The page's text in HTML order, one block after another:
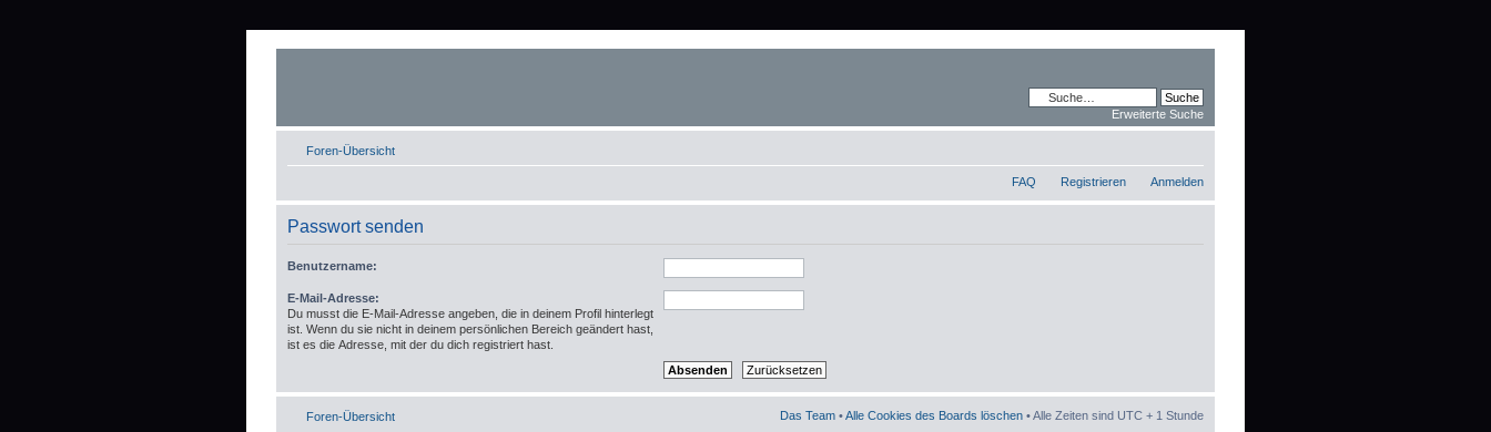
Erweiterte Suche
Foren-Übersicht
FAQ Registrieren Anmelden
Passwort senden
Benutzername:
E-Mail-Adresse:
Du musst die E-Mail-Adresse angeben, die in deinem Profil hinterlegt
ist. Wenn du sie nicht in deinem persönlichen Bereich geändert hast,
ist es die Adresse, mit der du dich registriert hast.
Foren-Übersicht Das Team •Alle Cookies des Boards löschen • Alle Zeiten sind UTC + 1 Stunde